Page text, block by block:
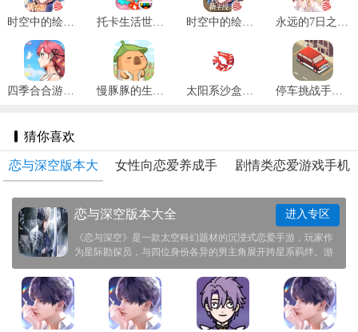
时空中的绘旅人新春版 v1.0.32 托卡生活世界全解锁版本2025 v1.72 时空中的绘旅人网易版 v1.0.37
四季合合游戏最新版 v1.1.3 停车挑战手机版 v1.2.5
猜你喜欢
恋与深空版本大 女性向恋爱养成手 剧情类恋爱游戏手机
恋与深空版本大全
《恋与深空》是一款太空科幻题材的沉浸式恋爱手游，玩家作
为星际勘探员，与四位身份各异的男主角展开跨星系羁绊。游
戏采用3D实时互动系统，支持VR模式近距离互动，剧情融合
虫洞跳跃、外星文明等硬科幻元素。独创&quot;引力心跳&quot;
玩法，通过体感设备真实反馈角色情绪波动。
进入专区